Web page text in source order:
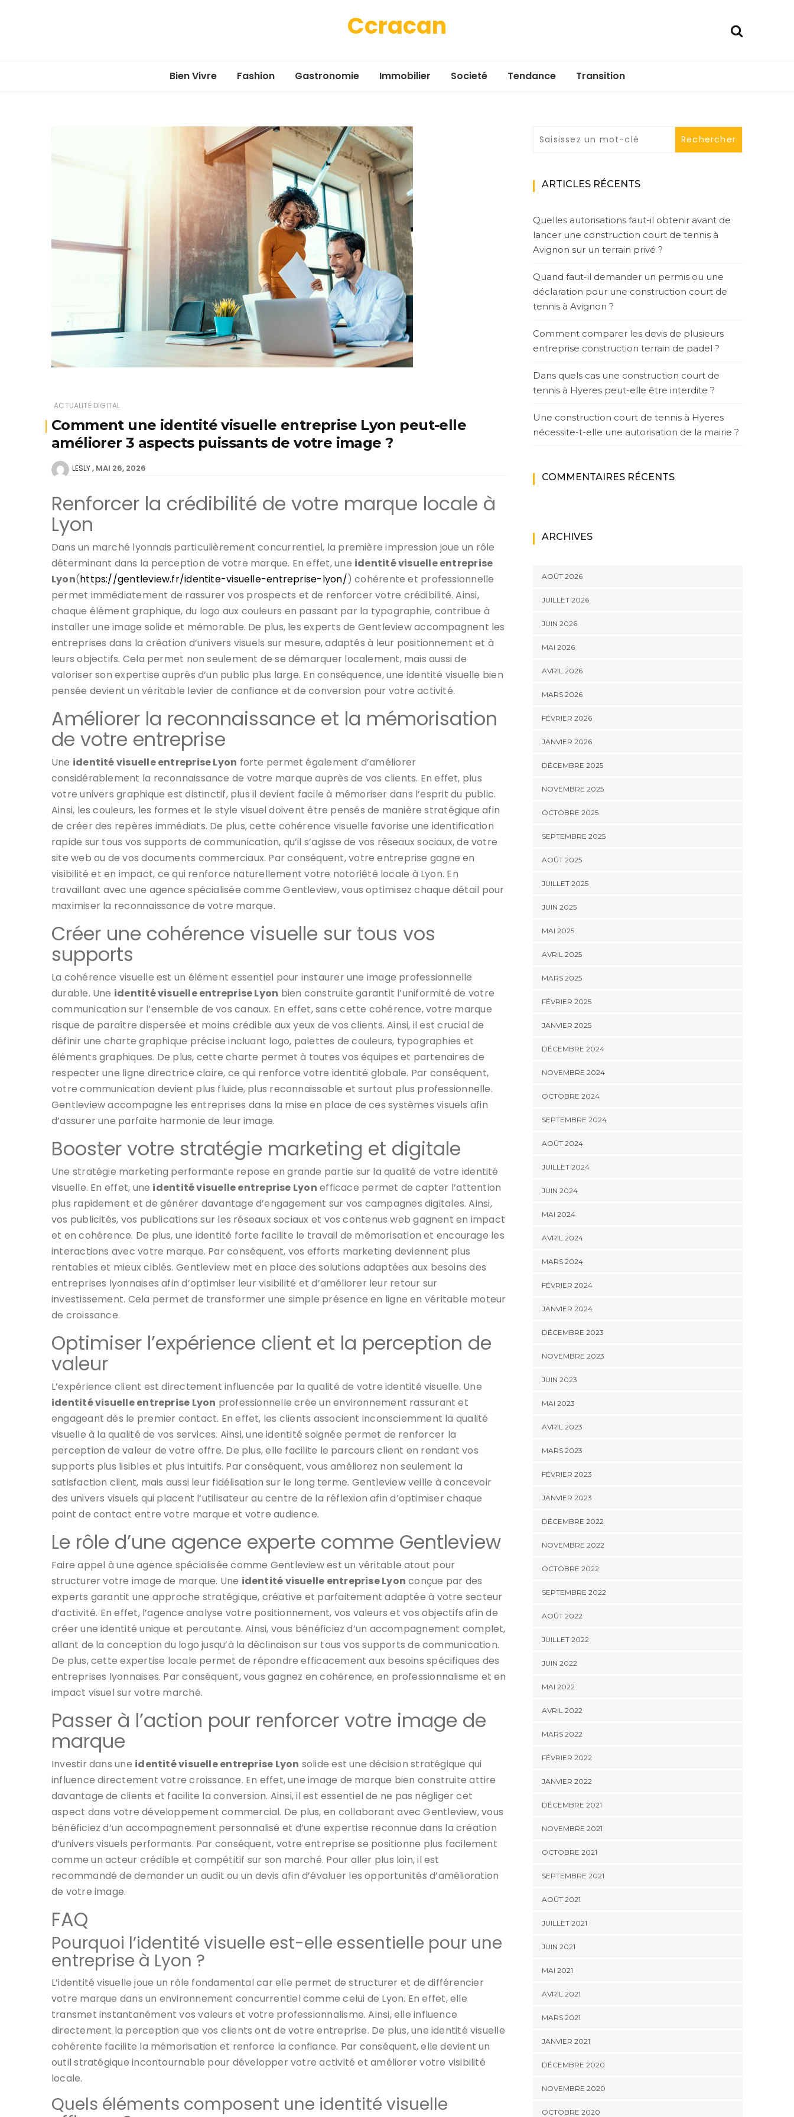
Ccracan
Bien Vivre Fashion Gastronomie Immobilier Societé Tendance Transition
ACTUALITÉ DIGITAL
Comment une identité visuelle entreprise Lyon peut-elle
améliorer 3 aspects puissants de votre image ?
LESLY MAI 26, 2026
Renforcer la crédibilité de votre marque locale à
Lyon
Dans un marché lyonnais particulièrement concurrentiel, la première impression joue un rôle
déterminant dans la perception de votre marque. En effet, une identité visuelle entreprise
Lyon(https://gentleview.fr/identite-visuelle-entreprise-lyon/) cohérente et professionnelle
permet immédiatement de rassurer vos prospects et de renforcer votre crédibilité. Ainsi,
chaque élément graphique, du logo aux couleurs en passant par la typographie, contribue à
installer une image solide et mémorable. De plus, les experts de Gentleview accompagnent les
entreprises dans la création d’univers visuels sur mesure, adaptés à leur positionnement et à
leurs objectifs. Cela permet non seulement de se démarquer localement, mais aussi de
valoriser son expertise auprès d’un public plus large. En conséquence, une identité visuelle bien
pensée devient un véritable levier de confiance et de conversion pour votre activité.
Améliorer la reconnaissance et la mémorisation
de votre entreprise
Une identité visuelle entreprise Lyon forte permet également d’améliorer
considérablement la reconnaissance de votre marque auprès de vos clients. En effet, plus
votre univers graphique est distinctif, plus il devient facile à mémoriser dans l’esprit du public.
Ainsi, les couleurs, les formes et le style visuel doivent être pensés de manière stratégique afin
de créer des repères immédiats. De plus, cette cohérence visuelle favorise une identification
rapide sur tous vos supports de communication, qu’il s’agisse de vos réseaux sociaux, de votre
site web ou de vos documents commerciaux. Par conséquent, votre entreprise gagne en
visibilité et en impact, ce qui renforce naturellement votre notoriété locale à Lyon. En
travaillant avec une agence spécialisée comme Gentleview, vous optimisez chaque détail pour
maximiser la reconnaissance de votre marque.
Créer une cohérence visuelle sur tous vos
supports
La cohérence visuelle est un élément essentiel pour instaurer une image professionnelle
durable. Une identité visuelle entreprise Lyon bien construite garantit l’uniformité de votre
communication sur l’ensemble de vos canaux. En effet, sans cette cohérence, votre marque
risque de paraître dispersée et moins crédible aux yeux de vos clients. Ainsi, il est crucial de
définir une charte graphique précise incluant logo, palettes de couleurs, typographies et
éléments graphiques. De plus, cette charte permet à toutes vos équipes et partenaires de
respecter une ligne directrice claire, ce qui renforce votre identité globale. Par conséquent,
votre communication devient plus fluide, plus reconnaissable et surtout plus professionnelle.
Gentleview accompagne les entreprises dans la mise en place de ces systèmes visuels afin
d’assurer une parfaite harmonie de leur image.
Booster votre stratégie marketing et digitale
Une stratégie marketing performante repose en grande partie sur la qualité de votre identité
visuelle. En effet, une identité visuelle entreprise Lyon efficace permet de capter l’attention
plus rapidement et de générer davantage d’engagement sur vos campagnes digitales. Ainsi,
vos publicités, vos publications sur les réseaux sociaux et vos contenus web gagnent en impact
et en cohérence. De plus, une identité forte facilite le travail de mémorisation et encourage les
interactions avec votre marque. Par conséquent, vos efforts marketing deviennent plus
rentables et mieux ciblés. Gentleview met en place des solutions adaptées aux besoins des
entreprises lyonnaises afin d’optimiser leur visibilité et d’améliorer leur retour sur
investissement. Cela permet de transformer une simple présence en ligne en véritable moteur
de croissance.
Optimiser l’expérience client et la perception de
valeur
L’expérience client est directement influencée par la qualité de votre identité visuelle. Une
identité visuelle entreprise Lyon professionnelle crée un environnement rassurant et
engageant dès le premier contact. En effet, les clients associent inconsciemment la qualité
visuelle à la qualité de vos services. Ainsi, une identité soignée permet de renforcer la
perception de valeur de votre offre. De plus, elle facilite le parcours client en rendant vos
supports plus lisibles et plus intuitifs. Par conséquent, vous améliorez non seulement la
satisfaction client, mais aussi leur fidélisation sur le long terme. Gentleview veille à concevoir
des univers visuels qui placent l’utilisateur au centre de la réflexion afin d’optimiser chaque
point de contact entre votre marque et votre audience.
Le rôle d’une agence experte comme Gentleview
Faire appel à une agence spécialisée comme Gentleview est un véritable atout pour
structurer votre image de marque. Une identité visuelle entreprise Lyon conçue par des
experts garantit une approche stratégique, créative et parfaitement adaptée à votre secteur
d’activité. En effet, l’agence analyse votre positionnement, vos valeurs et vos objectifs afin de
créer une identité unique et percutante. Ainsi, vous bénéficiez d’un accompagnement complet,
allant de la conception du logo jusqu’à la déclinaison sur tous vos supports de communication.
De plus, cette expertise locale permet de répondre efficacement aux besoins spécifiques des
entreprises lyonnaises. Par conséquent, vous gagnez en cohérence, en professionnalisme et en
impact visuel sur votre marché.
Passer à l’action pour renforcer votre image de
marque
Investir dans une identité visuelle entreprise Lyon solide est une décision stratégique qui
influence directement votre croissance. En effet, une image de marque bien construite attire
davantage de clients et facilite la conversion. Ainsi, il est essentiel de ne pas négliger cet
aspect dans votre développement commercial. De plus, en collaborant avec Gentleview, vous
bénéficiez d’un accompagnement personnalisé et d’une expertise reconnue dans la création
d’univers visuels performants. Par conséquent, votre entreprise se positionne plus facilement
comme un acteur crédible et compétitif sur son marché. Pour aller plus loin, il est
recommandé de demander un audit ou un devis afin d’évaluer les opportunités d’amélioration
de votre image.
FAQ
Pourquoi l’identité visuelle est-elle essentielle pour une
entreprise à Lyon ?
L’identité visuelle joue un rôle fondamental car elle permet de structurer et de différencier
votre marque dans un environnement concurrentiel comme celui de Lyon. En effet, elle
transmet instantanément vos valeurs et votre professionnalisme. Ainsi, elle influence
directement la perception que vos clients ont de votre entreprise. De plus, une identité visuelle
cohérente facilite la mémorisation et renforce la confiance. Par conséquent, elle devient un
outil stratégique incontournable pour développer votre activité et améliorer votre visibilité
locale.
Quels éléments composent une identité visuelle
ARTICLES RÉCENTS
Quelles autorisations faut-il obtenir avant de
lancer une construction court de tennis à
Avignon sur un terrain privé ?
Quand faut-il demander un permis ou une
déclaration pour une construction court de
tennis à Avignon ?
Comment comparer les devis de plusieurs
entreprise construction terrain de padel ?
Dans quels cas une construction court de
tennis à Hyeres peut-elle être interdite ?
Une construction court de tennis à Hyeres
nécessite-t-elle une autorisation de la mairie ?
COMMENTAIRES RÉCENTS
ARCHIVES
AOÛT 2026
JUILLET 2026
JUIN 2026
MAI 2026
AVRIL 2026
MARS 2026
FÉVRIER 2026
JANVIER 2026
DÉCEMBRE 2025
NOVEMBRE 2025
OCTOBRE 2025
SEPTEMBRE 2025
AOÛT 2025
JUILLET 2025
JUIN 2025
MAI 2025
AVRIL 2025
MARS 2025
FÉVRIER 2025
JANVIER 2025
DÉCEMBRE 2024
NOVEMBRE 2024
OCTOBRE 2024
SEPTEMBRE 2024
AOÛT 2024
JUILLET 2024
JUIN 2024
MAI 2024
AVRIL 2024
MARS 2024
FÉVRIER 2024
JANVIER 2024
DÉCEMBRE 2023
NOVEMBRE 2023
JUIN 2023
MAI 2023
AVRIL 2023
MARS 2023
FÉVRIER 2023
JANVIER 2023
DÉCEMBRE 2022
NOVEMBRE 2022
OCTOBRE 2022
SEPTEMBRE 2022
AOÛT 2022
JUILLET 2022
JUIN 2022
MAI 2022
AVRIL 2022
MARS 2022
FÉVRIER 2022
JANVIER 2022
DÉCEMBRE 2021
NOVEMBRE 2021
OCTOBRE 2021
SEPTEMBRE 2021
AOÛT 2021
JUILLET 2021
JUIN 2021
MAI 2021
AVRIL 2021
MARS 2021
JANVIER 2021
DÉCEMBRE 2020
NOVEMBRE 2020
OCTOBRE 2020